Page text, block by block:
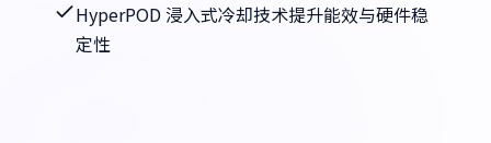
HyperPOD 浸入式冷却技术提升能效与硬件稳
定性